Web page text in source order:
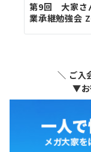
第9回 大家さ
業承継勉強会
＼ ご入
▼お